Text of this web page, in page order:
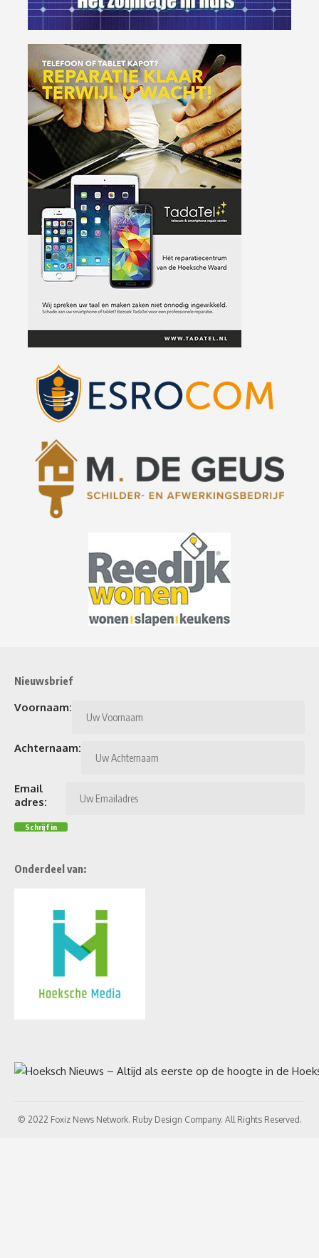
Nieuwsbrief
Voornaam:
Achternaam:
Email
adres:
Onderdeel van:
© 2022 Foxiz News Network. Ruby Design Company. All Rights Reserved.